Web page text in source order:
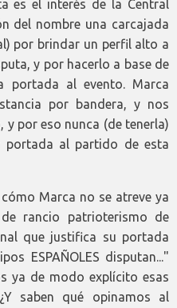
es el interés de la Central
del nombre una carcajada
por brindar un perfil alto a
y por hacerlo a base de
portada al evento. Marca
por bandera, y nos
y por eso nunca (de tenerla)
portada al partido de esta
Marca no se atreve ya
rancio patrioterismo de
que justifica su portada
ESPAÑOLES disputan..."
ya de modo explícito esas
saben qué opinamos al